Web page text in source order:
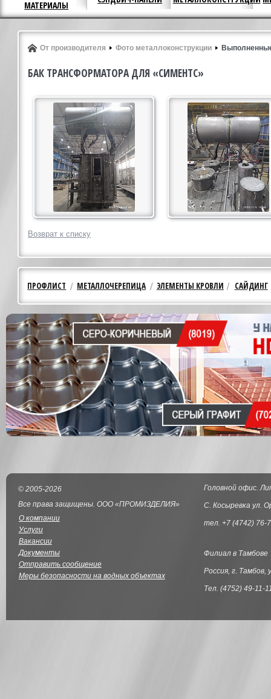
МАТЕРИАЛЫ
От производителя Фото металлоконструкции
БАК ТРАНСФОРМАТОРА ДЛЯ «СИМЕНТС»
Возврат к списку
ПРОФЛИСТ МЕТАЛЛОЧЕРЕПИЦА ЭЛЕМЕНТЫ КРОВЛИ САЙДИНГ
© 2005-2026
Все права защищены. ООО «ПРОМИЗДЕЛИЯ»
О компании
Услуги
Вакансии
Документы
Отправить сообщение
Меры безопасности на водных объектах
Головной офис.
С. Косыревка ул.
тел. +7 (4742) 76-
Филиал в Тамбове
Россия, г. Тамбов,
Тел. (4752) 49-11-